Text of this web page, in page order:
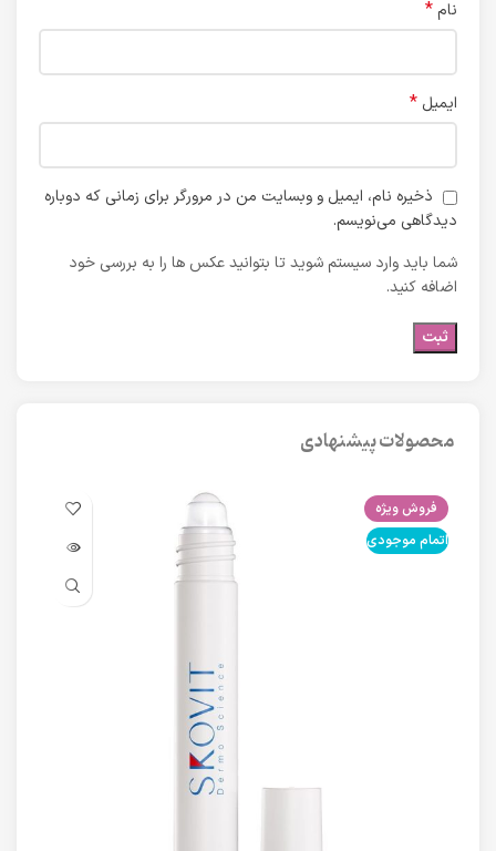
نام *
ایمیل *
ذخیره نام، ایمیل و وبسایت من در مرورگر برای زمانی که دوباره
دیدگاهی می‌نویسم.
شما باید وارد سیستم شوید تا بتوانید عکس ها را به بررسی خود
اضافه کنید.
محصولات پیشنهادی
فروش ویژه
اتمام موجودی